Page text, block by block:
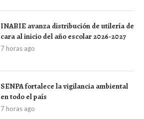
INABIE avanza distribución de utilería de
cara al inicio del año escolar 2026-2027
7 horas ago
SENPA fortalece la vigilancia ambiental
en todo el país
7 horas ago